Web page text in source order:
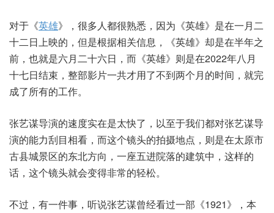
对于《英雄》，很多人都很熟悉，因为《英雄》是在一月二
十二日上映的，但是根据相关信息，《英雄》却是在半年之
前，也就是六月二十六日，而《英雄》则是在2022年八月
十七日结束，整部影片一共才用了不到两个月的时间，就完
成了所有的工作。
张艺谋导演的速度实在是太快了，以至于我们都对张艺谋导
演的能力刮目相看，而这个镜头的拍摄地点，则是在太原市
古县城景区的东北方向，一座五进院落的建筑中，这样的
话，这个镜头就会变得非常的轻松。
不过，有一件事，听说张艺谋曾经看过一部《1921》，本